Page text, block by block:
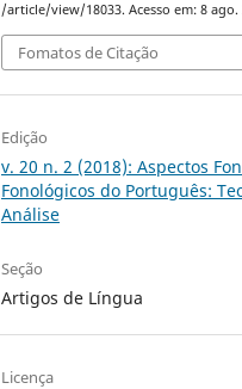
/article/view/18033. Acesso em: 8 ago.
Fomatos de Citação
Edição
v. 20 n. 2 (2018): Aspectos
Fonológicos do Português:
Análise
Seção
Artigos de Língua
Licença